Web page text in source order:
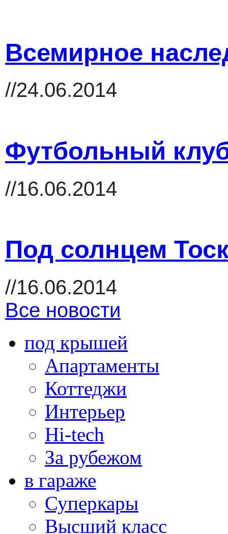
Всемирное
//24.06.2014
Футбольный
//16.06.2014
Под солнцем
//16.06.2014
Все новости
под крышей
Апартаменты
Коттеджи
Интерьер
Hi-tech
За рубежом
в гараже
Суперкары
Высший класс